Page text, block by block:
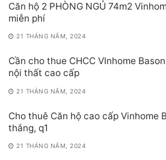
Căn hộ 2 PHÒNG NGỦ 74m2
miễn phí
21 THÁNG NĂM, 2024
Cần cho thue CHCC VInhome
nội thất cao cấp
21 THÁNG NĂM, 2024
Cho thuê Căn hộ cao cấp Vinhome
thắng, q1
21 THÁNG NĂM, 2024